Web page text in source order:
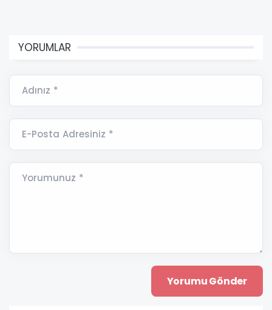
YORUMLAR
Adınız *
E-Posta Adresiniz *
Yorumunuz *